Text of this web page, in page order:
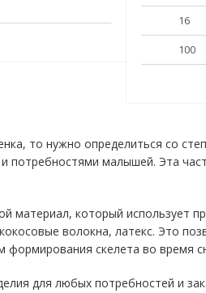
16
100
то нужно определиться со
потребностями малышей. Эта
материал, который использует
волокна, латекс. Это
скелета во время
для любых потребностей и